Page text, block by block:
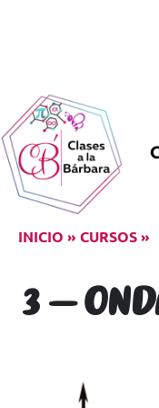
INICIO » CURSOS»
3 –